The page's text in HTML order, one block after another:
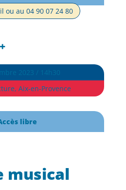
ou au 04 90 07 24 80
2023 / 14h30
Aix-en-Provence
libre
musical